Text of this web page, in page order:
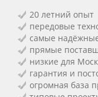
20 летний опыт
передовые
самые
прямые
низкие для
гарантия и
огромная база